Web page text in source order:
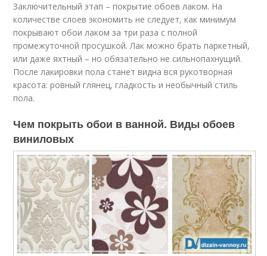
Заключительный этап – покрытие обоев лаком. На
количестве слоев экономить не следует, как минимум
покрывают обои лаком за три раза с полной
промежуточной просушкой. Лак можно брать паркетный,
или даже яхтный – но обязательно не сильнопахнущий.
После лакировки пола станет видна вся рукотворная
красота: ровный глянец, гладкость и необычный стиль
пола.
Чем покрыть обои в ванной. Виды обоев
виниловых